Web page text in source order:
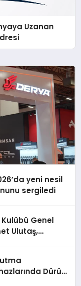
Uzanan
yeni nesil
sergiledi
Genel
Ulutaş,
Dürüst